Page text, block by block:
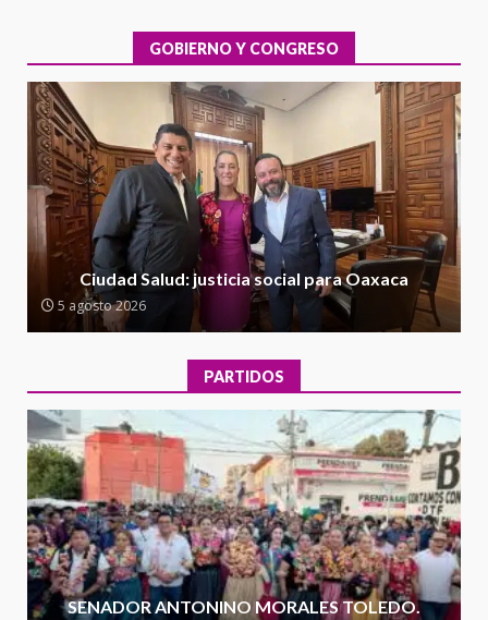
1
integral de las instalaciones de la
Escuela Secundaria General
Moisés Sáenz Garza
5 agosto 2026
2
Ciudad Salud: justicia social para
Oaxaca
5 agosto 2026
3
Encuentro de Ariadna Montiel
con el Gobernador Salomón Jara
Cruz reafirma la consolidación
de la transformación en
territorio oaxaqueño
30 julio 2026
4
presencia institucional en San
Juan Mazatlán
20 julio 2026
5
Sanciona Municipio de Oaxaca
de Juárez caso de maltrato
animal tras denuncia ciudadana
16 julio 2026
GOBIERNO Y CONGRESO
Ciudad Salud: justicia social para Oaxaca
5 agosto 2026
PARTIDOS
SENADOR ANTONINO MORALES TOLEDO.